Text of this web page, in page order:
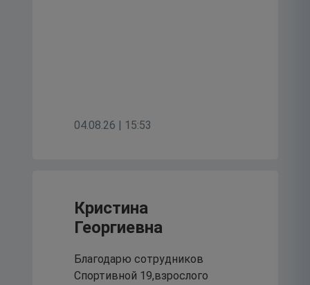
04.08.26 | 15:53
Кристина
Георгиевна
Благодарю сотрудников
Спортивной 19,взрослого